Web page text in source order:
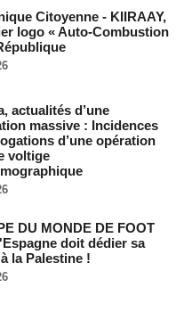
de la médiation sénégalaise
du Sénat, moins de trois
qu’il n’y a « aucune
pays
de guerre
accorde la grâce à 4.661
Citoyenne - KIIRAAY,
logo « Auto-Combustion
actualités d’une
massive : Incidences
d’une opération
voltige
DU MONDE DE FOOT
doit dédier sa
la Palestine !